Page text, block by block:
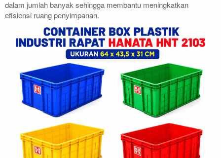
dalam jumlah banyak sehingga membantu meningkatkan
efisiensi ruang penyimpanan.